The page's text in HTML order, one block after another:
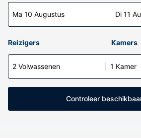
Ma 10 Augustus Di 11
Reizigers Kamers
2 Volwassenen 1 Kamer
Controleer